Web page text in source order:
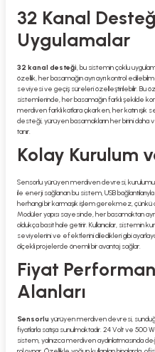
32 Kanal
Uygulamalar
32 kanal desteği, bu sistemin çoklu
özellik, her basamağın ayrı ayrı kontrol
seviyesi ve geçiş süreleri özelleştirilebilir. Bu
sistemlerinde, her basamağın farklı şekilde
merdiven farklı katlara çıkarken, her katın ışık
desteği, yürüyen basamakların her birini daha
tanır.
Kolay Kurulum
Sensorlu yürüyen merdiven devresi,
ile enerji sağlanan bu sistem, USB
herhangi bir karmaşık işlem gerekmez, çünkü
Modüler yapısı sayesinde, her basamaktan ayrı
oldukça basit hale getirir. Kullanıcılar, sistemin
seviyelerini ve efektlerini diledikleri gibi
ölçekli projelerde önemli bir avantaj sağlar.
Fiyat
Alanları
Sensorlu yürüyen merdiven devresi,
fiyatlarla satışa sunulmaktadır. 24 Volt ve 500
sistem, yalnızca merdiven aydınlatmasında